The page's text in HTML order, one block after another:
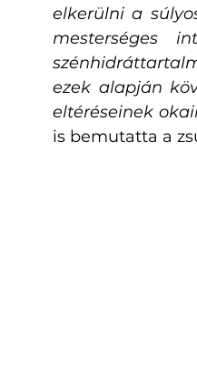
elkerülni a
mesterséges
ezek alapján
eltéréseinek
is bemutatta a